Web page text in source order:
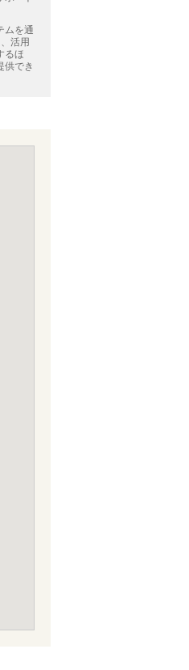
ムを通
活用
るほ
供でき